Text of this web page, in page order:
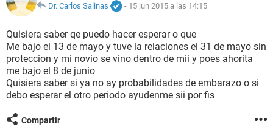
NUTRICIÓN
BIENESTAR
SEXUALIDAD
GLOSARIO
Dr. Carlos Salinas
- 15 jun 2015 a las 14:15
Quisiera saber qe puedo hacer esperar o que
Me bajo el 13 de mayo y tuve la relaciones el 31 de mayo sin
proteccion y mi novio se vino dentro de mii y poes ahorita
me bajo el 8 de junio
Quisiera saber si ya no ay probabilidades de embarazo o si
debo esperar el otro periodo ayudenme sii por fis
Compartir